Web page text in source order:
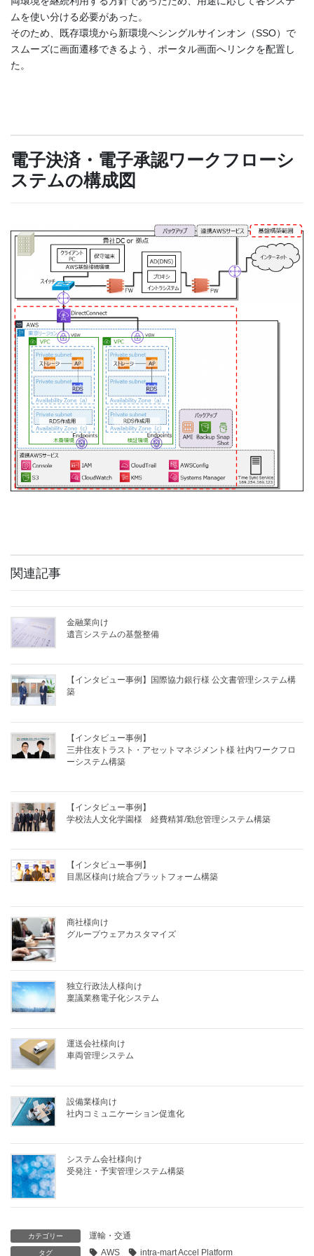
ムを使い分ける必要があった。
そのため、既存環境から新環境へシングルサインオン（SSO）で
スムーズに画面遷移できるよう、ポータル画面へリンクを配置し
た。
電子決済・電子承認ワークフローシ
ステムの構成図
関連記事
金融業向け
遺言システムの基盤整備
【インタビュー事例】国際協力銀行様 公文書管理システム構
築
【インタビュー事例】
三井住友トラスト・アセットマネジメント様 社内ワークフロ
ーシステム構築
【インタビュー事例】
学校法人文化学園様 経費精算/勤怠管理システム構築
【インタビュー事例】
目黒区様向け統合プラットフォーム構築
商社様向け
グループウェアカスタマイズ
独立行政法人様向け
稟議業務電子化システム
運送会社様向け
車両管理システム
設備業様向け
社内コミュニケーション促進化
システム会社様向け
受発注・予実管理システム構築
カテゴリー 運輸・交通
タグ AWS intra-mart Accel Platform